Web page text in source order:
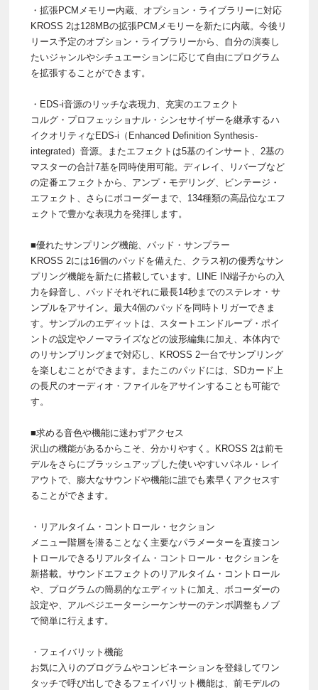
・拡張PCMメモリー内蔵、オプション・ライブラリーに対応
KROSS 2は128MBの拡張PCMメモリーを新たに内蔵。今後リ
リース予定のオプション・ライブラリーから、自分の演奏し
たいジャンルやシチュエーションに応じて自由にプログラム
を拡張することができます。
・EDS-i音源のリッチな表現力、充実のエフェクト
コルグ・プロフェッショナル・シンセサイザーを継承するハ
イクオリティなEDS-i（Enhanced Definition Synthesis-
integrated）音源。またエフェクトは5基のインサート、2基の
マスターの合計7基を同時使用可能。ディレイ、リバーブなど
の定番エフェクトから、アンプ・モデリング、ビンテージ・
エフェクト、さらにボコーダーまで、134種類の高品位なエフ
ェクトで豊かな表現力を発揮します。
■優れたサンプリング機能、パッド・サンプラー
KROSS 2には16個のパッドを備えた、クラス初の優秀なサン
プリング機能を新たに搭載しています。LINE IN端子からの入
力を録音し、パッドそれぞれに最長14秒までのステレオ・サ
ンプルをアサイン。最大4個のパッドを同時トリガーできま
す。サンプルのエディットは、スタートエンドループ・ポイ
ントの設定やノーマライズなどの波形編集に加え、本体内で
のリサンプリングまで対応し、KROSS 2一台でサンプリング
を楽しむことができます。またこのパッドには、SDカード上
の長尺のオーディオ・ファイルをアサインすることも可能で
す。
■求める音色や機能に迷わずアクセス
沢山の機能があるからこそ、分かりやすく。KROSS 2は前モ
デルをさらにブラッシュアップした使いやすいパネル・レイ
アウトで、膨大なサウンドや機能に誰でも素早くアクセスす
ることができます。
・リアルタイム・コントロール・セクション
メニュー階層を潜ることなく主要なパラメーターを直接コン
トロールできるリアルタイム・コントロール・セクションを
新搭載。サウンドエフェクトのリアルタイム・コントロール
や、プログラムの簡易的なエディットに加え、ボコーダーの
設定や、アルペジエーターシーケンサーのテンポ調整もノブ
で簡単に行えます。
・フェイバリット機能
お気に入りのプログラムやコンビネーションを登録してワン
タッチで呼び出しできるフェイバリット機能は、前モデルの